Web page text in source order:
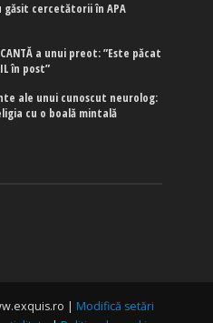
găsit cercetătorii în APA
a unui preot: ”Este păcat
în post”
ale unui cunoscut neurolog:
cu o boală mintală
| Modifică setări